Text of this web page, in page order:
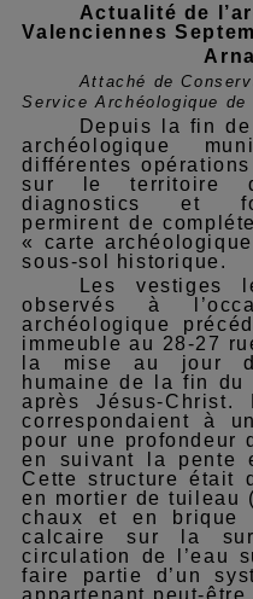
Actualité de
Valenciennes
Attaché de
Service Archéologique de
Depuis la fin
archéologique
différentes
sur le territoire
diagnostics et
permirent de
« carte
sous-sol historique.
Les vestiges
observés à
archéologique
immeuble au 28-27
la mise au jour
humaine de la fin du
après Jésus-Christ.
correspondaient à
pour une profondeur
en suivant la pente
Cette structure était
en mortier de tuileau
chaux et en brique
calcaire sur la
circulation de l’eau
faire partie d’un
appartenant peut-